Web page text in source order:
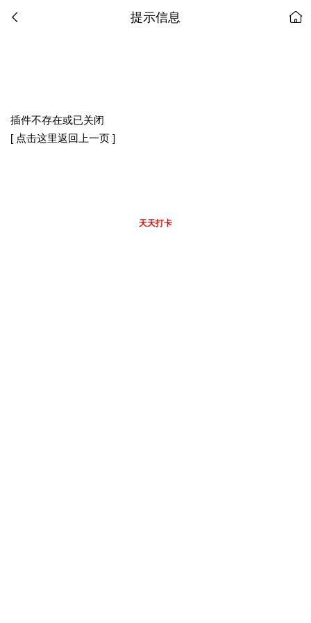
提示信息
插件不存在或已关闭
[ 点击这里返回上一页 ]
天天打卡